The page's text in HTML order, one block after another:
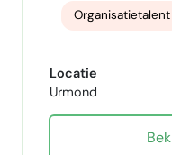
Talent Sourcer
Organisatietalent
Locatie
Urmond